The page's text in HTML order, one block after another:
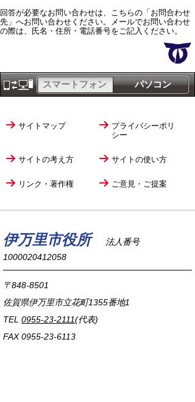
回答が必要なお問い合わせは、こちらの「お問合わせ
先」へお問い合わせください。メールでお問い合わせ
の際は、氏名・住所・電話番号をご記入ください。
パソコン
スマートフォン
サイトマップ
プライバシーポリ
シー
サイトの考え方 サイトの使い方
リンク・著作権 ご意見・ご提案
伊万里市役所
法人番号
1000020412058
〒848-8501
佐賀県伊万里市立花町1355番地1
TEL 0955-23-2111(代表)
FAX 0955-23-6113